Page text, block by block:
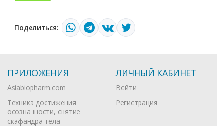
Поделиться:
ПРИЛОЖЕНИЯ
Asiabiopharm.com
Техника достижения
осознанности, снятие
скафандра тела
ЛИЧНЫЙ КАБИНЕТ
Войти
Регистрация